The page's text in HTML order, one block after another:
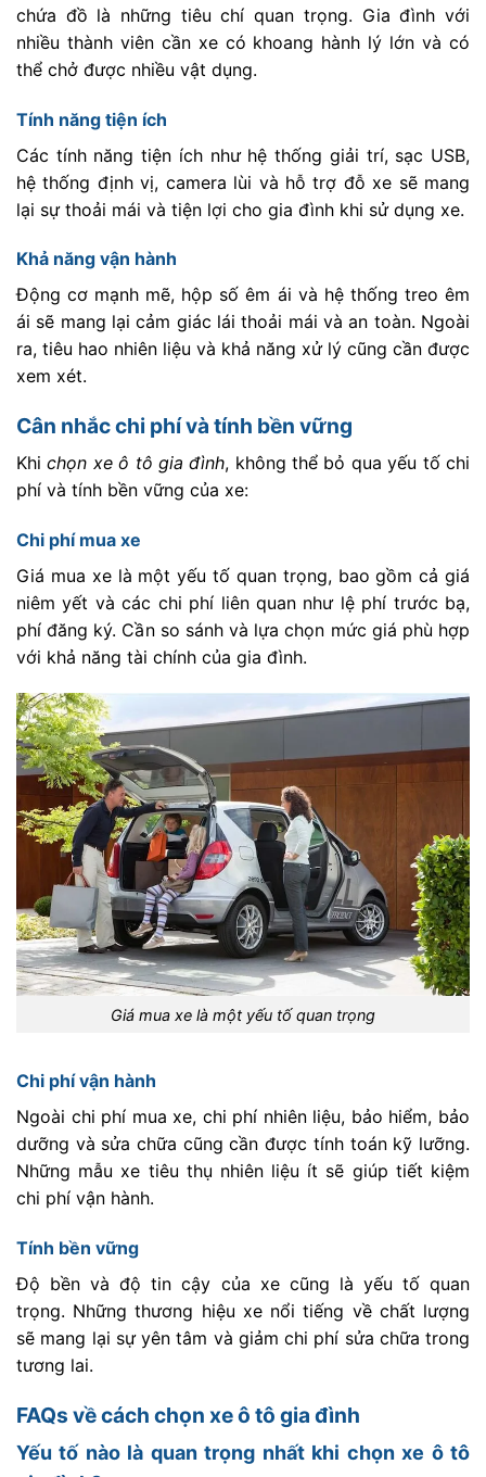
chứa đồ là những tiêu chí quan trọng. Gia đình với
nhiều thành viên cần xe có khoang hành lý lớn và có
thể chở được nhiều vật dụng.
Tính năng tiện ích
Các tính năng tiện ích như hệ thống giải trí, sạc USB,
hệ thống định vị, camera lùi và hỗ trợ đỗ xe sẽ mang
lại sự thoải mái và tiện lợi cho gia đình khi sử dụng xe.
Khả năng vận hành
Động cơ mạnh mẽ, hộp số êm ái và hệ thống treo êm
ái sẽ mang lại cảm giác lái thoải mái và an toàn. Ngoài
ra, tiêu hao nhiên liệu và khả năng xử lý cũng cần được
xem xét.
Cân nhắc chi phí và tính bền vững
Khichọn xe ô tô gia đình, không thể bỏ qua yếu tố chi
phí và tính bền vững của xe:
Chi phí mua xe
Giá mua xe là một yếu tố quan trọng, bao gồm cả giá
niêm yết và các chi phí liên quan như lệ phí trước bạ,
phí đăng ký. Cần so sánh và lựa chọn mức giá phù hợp
với khả năng tài chính của gia đình.
Giá mua xe là một yếu tố quan trọng
Chi phí vận hành
Ngoài chi phí mua xe, chi phí nhiên liệu, bảo hiểm, bảo
dưỡng và sửa chữa cũng cần được tính toán kỹ lưỡng.
Những mẫu xe tiêu thụ nhiên liệu ít sẽ giúp tiết kiệm
chi phí vận hành.
Tính bền vững
Độ bền và độ tin cậy của xe cũng là yếu tố quan
trọng. Những thương hiệu xe nổi tiếng về chất lượng
sẽ mang lại sự yên tâm và giảm chi phí sửa chữa trong
tương lai.
FAQs về cách chọn xe ô tô gia đình
Yếu tố nào là quan trọng nhất khi chọn xe ô tô